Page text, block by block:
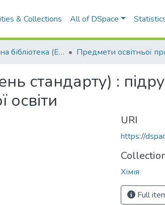
& Collections All of DSpace
Електронна бібліотека (E-Book)
стандарту) :
освіти
URI
https://
Хімія
Full